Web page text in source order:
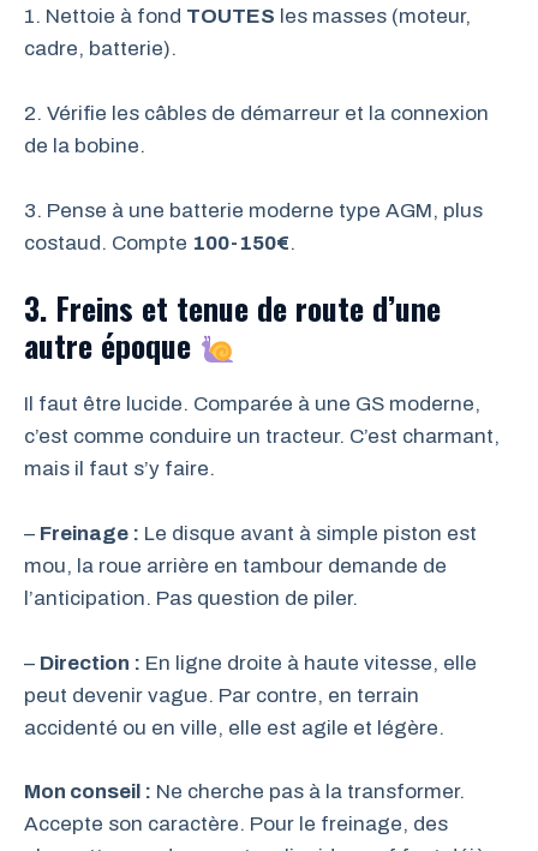
1. Nettoie à fond TOUTES les masses (moteur,
cadre, batterie).
2. Vérifie les câbles de démarreur et la connexion
de la bobine.
3. Pense à une batterie moderne type AGM, plus
costaud. Compte 100-150€.
3. Freins et tenue de route d’une
autre époque
Il faut être lucide. Comparée à une GS moderne,
c’est comme conduire un tracteur. C’est charmant,
mais il faut s’y faire.
– Freinage : Le disque avant à simple piston est
mou, la roue arrière en tambour demande de
l’anticipation. Pas question de piler.
– Direction : En ligne droite à haute vitesse, elle
peut devenir vague. Par contre, en terrain
accidenté ou en ville, elle est agile et légère.
Mon conseil : Ne cherche pas à la transformer.
Accepte son caractère. Pour le freinage, des